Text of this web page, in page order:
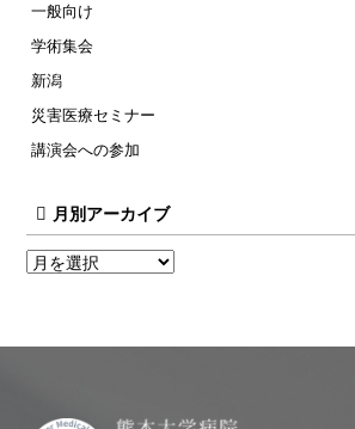
一般向け
学術集会
新潟
災害医療セミナー
講演会への参加
月別アーカイブ